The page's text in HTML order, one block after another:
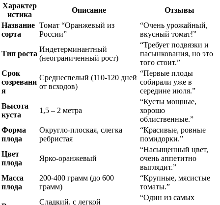
Характер
истика
Описание
Отзывы
Название
сорта
Томат “Оранжевый из
России”
“Очень урожайный,
вкусный томат!”
Тип роста
Индетерминантный
(неограниченный рост)
“Требует подвязки и
пасынкования, но это
того стоит.”
Срок
созревани
я
Среднеспелый (110-120 дней
от всходов)
“Первые плоды
собирали уже в
середине июля.”
Высота
куста
1,5 – 2 метра
“Кусты мощные,
хорошо
облиственные.”
Форма
плода
Округло-плоская, слегка
ребристая
“Красивые, ровные
помидорки.”
Цвет
плода
Ярко-оранжевый
“Насыщенный цвет,
очень аппетитно
выглядит.”
Масса
плода
200-400 грамм (до 600
грамм)
“Крупные, мясистые
томаты.”
Сладкий, с легкой
“Один из самых